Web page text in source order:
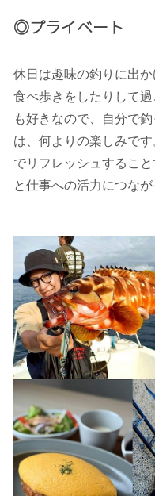
◎プライベート
休日は趣味の釣りに出
食べ歩きをしたりして
も好きなので、自分で
は、何よりの楽しみで
でリフレッシュするこ
と仕事への活力につなが